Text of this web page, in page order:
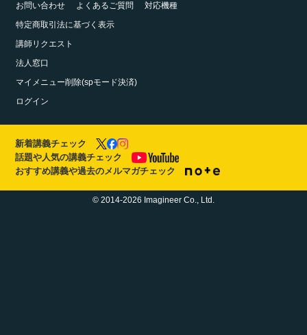
お問い合わせ
よくあるご質問
対応機種
特定商取引法に基づく表示
講師リクエスト
法人窓口
マイメニュー削除(spモード決済)
ログイン
新着講義チェック
話題や人気の講義チェック
おすすめ講義や過去のメルマガチェック
© 2014-2026 Imagineer Co., Ltd.